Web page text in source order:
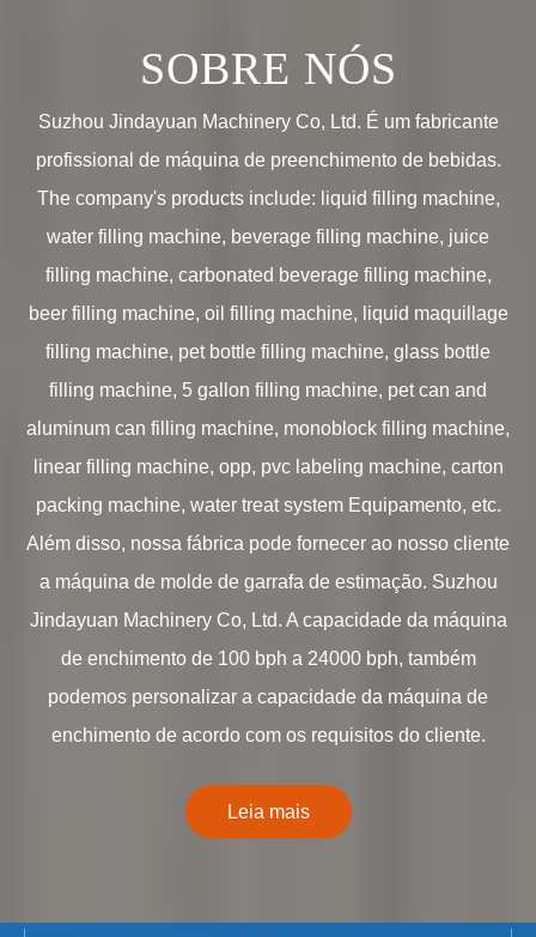
SOBRE NÓS
Suzhou Jindayuan Machinery Co, Ltd. É um fabricante
profissional de máquina de preenchimento de bebidas.
The company's products include: liquid filling machine,
water filling machine, beverage filling machine, juice
filling machine, carbonated beverage filling machine,
beer filling machine, oil filling machine, liquid maquillage
filling machine, pet bottle filling machine, glass bottle
filling machine, 5 gallon filling machine, pet can and
aluminum can filling machine, monoblock filling machine,
linear filling machine, opp, pvc labeling machine, carton
packing machine, water treat system Equipamento, etc.
Além disso, nossa fábrica pode fornecer ao nosso cliente
a máquina de molde de garrafa de estimação. Suzhou
Jindayuan Machinery Co, Ltd. A capacidade da máquina
de enchimento de 100 bph a 24000 bph, também
podemos personalizar a capacidade da máquina de
enchimento de acordo com os requisitos do cliente.
Leia mais